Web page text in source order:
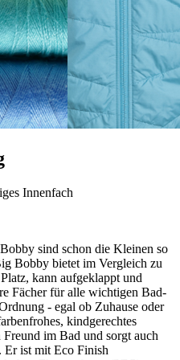
Innenfach
sind schon die Kleinen so
Bobby bietet im Vergleich zu
kann aufgeklappt und
Fächer für alle wichtigen Bad-
- egal ob Zuhause oder
kindgerechtes
im Bad und sorgt auch
Er ist mit Eco Finish